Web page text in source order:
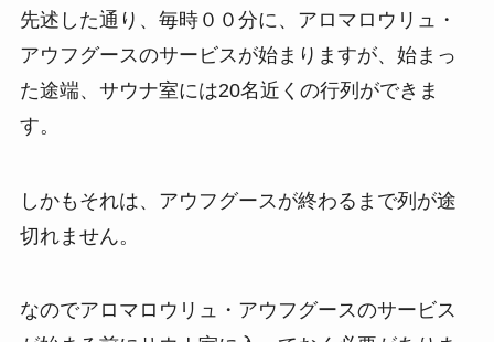
先述した通り、毎時００分に、アロマロウリュ・
アウフグースのサービスが始まりますが、始まっ
た途端、サウナ室には20名近くの行列ができま
す。
しかもそれは、アウフグースが終わるまで列が途
切れません。
なのでアロマロウリュ・アウフグースのサービス